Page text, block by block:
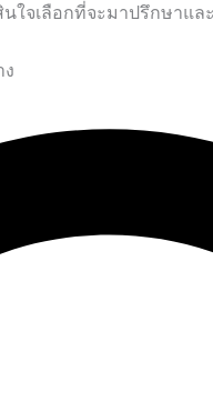
ใจเลือกที่จะมาปรึกษาแล